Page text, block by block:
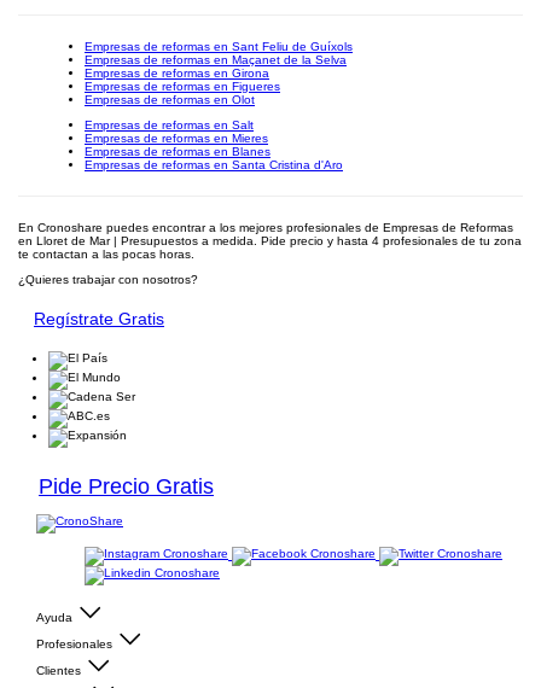
Empresas de reformas en Sant Feliu de Guíxols
Empresas de reformas en Maçanet de la Selva
Empresas de reformas en Girona
Empresas de reformas en Figueres
Empresas de reformas en Olot
Empresas de reformas en Salt
Empresas de reformas en Mieres
Empresas de reformas en Blanes
Empresas de reformas en Santa Cristina d'Aro
En Cronoshare puedes encontrar a los mejores profesionales de Empresas de Reformas
en Lloret de Mar | Presupuestos a medida. Pide precio y hasta 4 profesionales de tu zona
te contactan a las pocas horas.
¿Quieres trabajar con nosotros?
Regístrate Gratis
Pide Precio Gratis
Ayuda
Profesionales
Clientes